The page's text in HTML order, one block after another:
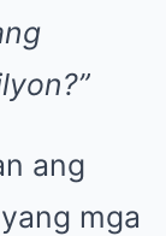
ang
mga